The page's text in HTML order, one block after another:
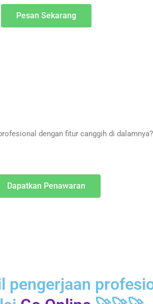
Pesan Sekarang
dengan fitur canggih di dalamnya?
Dapatkan Penawaran
pengerjaan